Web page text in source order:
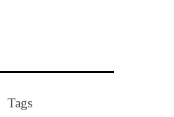
Tags